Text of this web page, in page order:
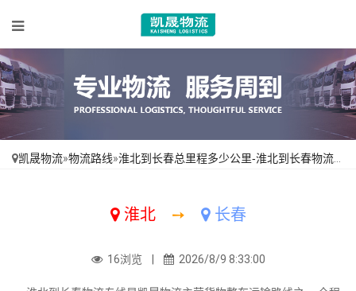
凯晟物流»物流路线»淮北到长春总里程多少公里-淮北到长春物流专线-直达全境
淮北 ➙ 长春
16浏览 | 2026/8/9 8:33:00